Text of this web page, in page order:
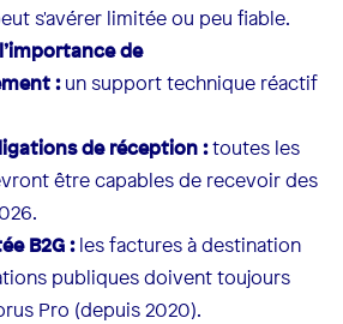
s'avérer limitée ou peu fiable.
de
:un support technique réactif
de réception :toutes les
être capables de recevoir des
B2G :les factures à destination
publiques doivent toujours
Pro (depuis 2020).